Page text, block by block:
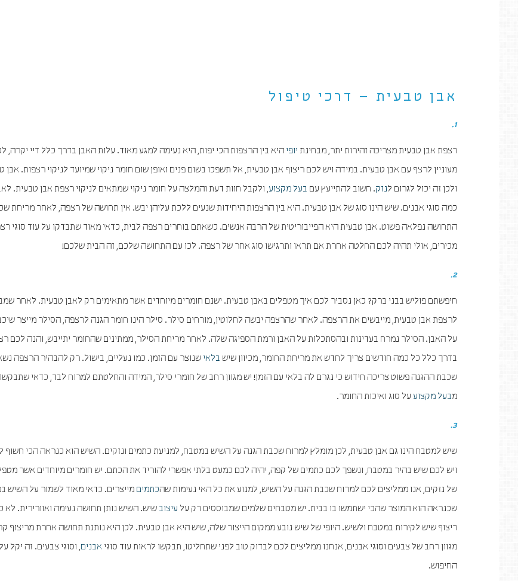
אבן טבעית – דרכי טיפול
1.
רצפת אבן טבעית מצריכה זהירות יתר, מבחינת יופי היא בין הרצפות הכי יפות, היא נעימה למגע מאוד. עלות האבן בדרך כלל דיי יקרה,
מעוניין לרצף עם אבן טבעית. במידה ויש לכם ריצוף אבן טבעית, אל תשפכו בשום פנים ואופן שום חומר ניקוי שמיועד לניקוי רצפות. אבן
ולכן זה יכול לגרום לנזק. חשוב להתייעץ עם בעל מקצוע, ולקבל חוות דעת והמלצה על חומר ניקוי שמתאים לניקוי רצפת אבן טבעית.
כמה סוגי אבנים. שיש הינו סוג של אבן טבעית. היא בין הרצפות היחידות שנעים ללכת עליהן יבש. אין תחושה של רצפה, לאחר מריחת
התחושה נפלאה פשוט. אבן טבעית היא הפייבוריטית של הרבה אנשים. כשאתם בוחרים רצפה לבית, כדאי מאוד שתבדקו על עוד סוגי
מכירים, אולי תהיה לכם החלטה אחרת אם תראו ותרגישו סוג אחר של רצפה. לכו עם התחושה שלכם, זה הבית שלכם!
2.
חיפשתם פוליש בבני ברק? כאן נסביר לכם איך מטפלים באבן טבעית. ישנם חומרים מיוחדים אשר מתאימים רק לאבן טבעית. לאחר
לרצפת אבן טבעית, מייבשים את הרצפה. לאחר שהרצפה יבשה לחלוטין, מורחים סילר. סילר הינו חומר הגנה לרצפה, הסילר מייצר
על האבן. הסילר נמרח בעדינות ובהסתכלות על האבן ורמת הספיגה שלה. לאחר מריחת הסילר, ממתינים שהחומר יתייבש, והנה לכם
בדרך כלל כל כמה חודשים צריך לחדש את מריחת החומר, מכיוון שיש בלאי שנוצר עם הזמן. כמו נעליים, בישול. רק להבהיר הרצפה
שכבת ההגנה פשוט צריכה חידוש כי נגרם לה בלאי עם הזמן! יש מגוון רחב של חומרי סילר, המידה והחלטתם למרוח לבד, כדאי
מבעל מקצוע על סוג ואיכות החומר.
3.
שיש למטבח הינו גם אבן טבעית, לכן מומלץ למרוח שכבת הגנה על השיש במטבח, למניעת כתמים ונזקים. השיש הוא כנראה הכי חשוף
ויש לכם שיש בהיר במטבח, ונשפך לכם כתמים של קפה, יהיה לכם כמעט בלתי אפשרי להוריד את הכתם. יש חומרים מיוחדים אשר
של נזקים, אנו ממליצים לכם למרוח שכבת הגנה על השיש, למנוע את כל האי נעימות שהכתמים מייצרים. כדאי מאוד לשמור על השיש
שכנראה הוא המוצר שהכי ישתמשו בו בבית. יש מטבחים שלמים שמבוססים רק על עיצוב שיש. השיש נותן תחושה נעימה ואוורירית.
ריצוף שיש לקירות במטבח ולשיש. היופי של שיש נובע ממקום הייצור שלה, שיש היא אבן טבעית. לכן היא נותנת תחושה אחרת מריצוף
מגוון רחב של צבעים וסוגי אבנים, אנחנו ממליצים לכם לבדוק טוב לפני שתחליטו, תבקשו לראות עוד סוגי אבנים, וסוגי צבעים. זה יקל
החיפוש.